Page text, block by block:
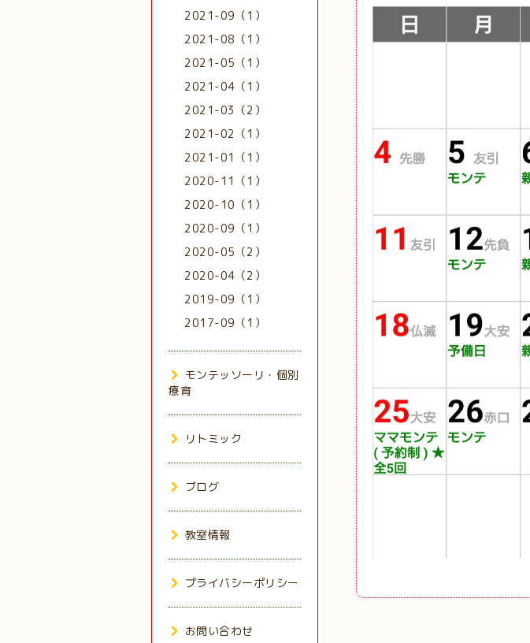
2021-09（1）
2021-08（1）
2021-05（1）
2021-04（1）
2021-03（2）
2021-02（1）
2021-01（1）
2020-11（1）
2020-10（1）
2020-09（1）
2020-05（2）
2020-04（2）
2019-09（1）
2017-09（1）
モンテッソーリ・個別
療育
リトミック
ブログ
教室情報
プライバシーポリシー
お問い合わせ